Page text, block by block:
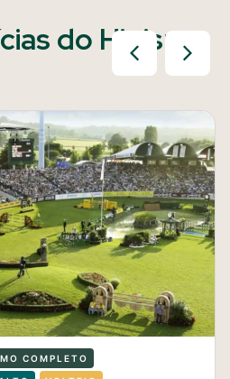
do Hipismo
COMPLETO